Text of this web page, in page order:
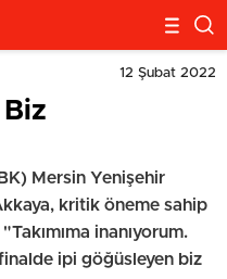
12 Şubat 2022
Biz
Mersin Yenişehir
kritik öneme sahip
inanıyorum.
ipi göğüsleyen biz